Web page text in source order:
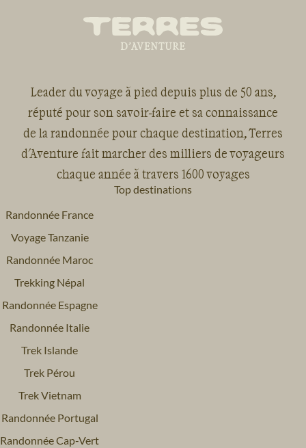
Leader du voyage à pied depuis plus de 50 ans,
réputé pour son savoir-faire et sa connaissance
de la randonnée pour chaque destination, Terres
d'Aventure fait marcher des milliers de voyageurs
chaque année à travers 1600 voyages
Top destinations
Randonnée France
Voyage Tanzanie
Randonnée Maroc
Trekking Népal
Randonnée Espagne
Randonnée Italie
Trek Islande
Trek Pérou
Trek Vietnam
Randonnée Portugal
Randonnée Cap-Vert